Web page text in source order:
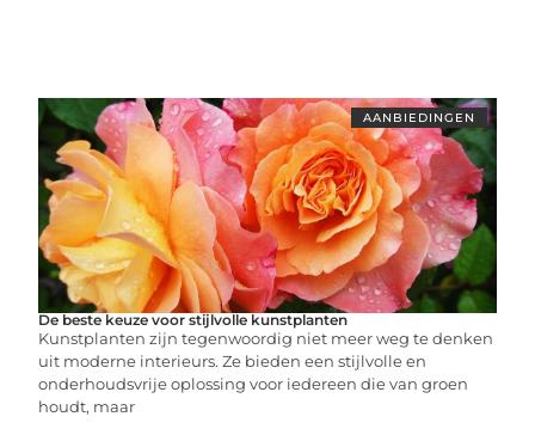
AANBIEDINGEN
De beste keuze voor stijlvolle kunstplanten
Kunstplanten zijn tegenwoordig niet meer weg te denken
uit moderne interieurs. Ze bieden een stijlvolle en
onderhoudsvrije oplossing voor iedereen die van groen
houdt, maar